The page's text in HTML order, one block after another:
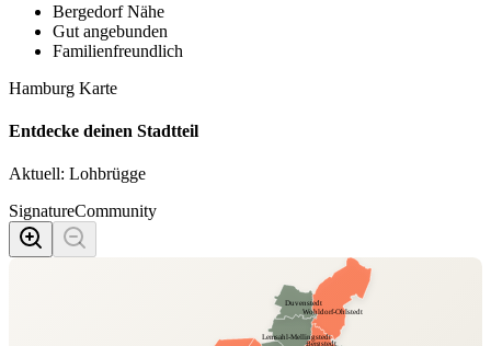
Bergedorf Nähe
Gut angebunden
Familienfreundlich
Hamburg Karte
Entdecke deinen Stadtteil
Aktuell: Lohbrügge
SignatureCommunity
Lemsahl-Mellingstedt
Duvenstedt
Wohldorf-Ohlstedt